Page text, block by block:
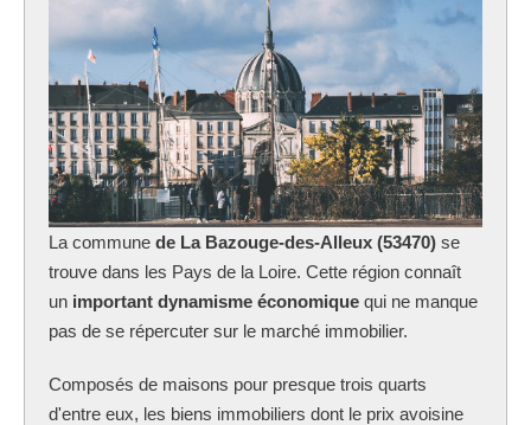
La commune de La Bazouge-des-Alleux (53470) se
trouve dans les Pays de la Loire. Cette région connaît
un important dynamisme économique qui ne manque
pas de se répercuter sur le marché immobilier.
Composés de maisons pour presque trois quarts
d'entre eux, les biens immobiliers dont le prix avoisine